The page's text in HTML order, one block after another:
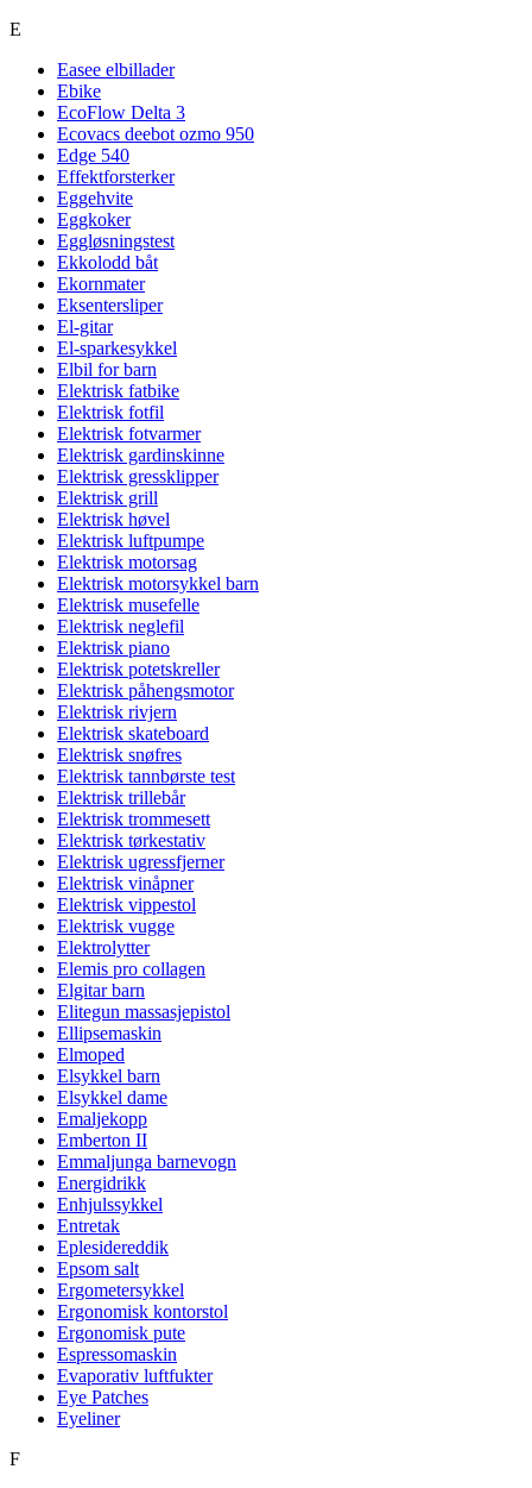
E
Easee elbillader
Ebike
EcoFlow Delta 3
Ecovacs deebot ozmo 950
Edge 540
Effektforsterker
Eggehvite
Eggkoker
Eggløsningstest
Ekkolodd båt
Ekornmater
Eksentersliper
El-gitar
El-sparkesykkel
Elbil for barn
Elektrisk fatbike
Elektrisk fotfil
Elektrisk fotvarmer
Elektrisk gardinskinne
Elektrisk gressklipper
Elektrisk grill
Elektrisk høvel
Elektrisk luftpumpe
Elektrisk motorsag
Elektrisk motorsykkel barn
Elektrisk musefelle
Elektrisk neglefil
Elektrisk piano
Elektrisk potetskreller
Elektrisk påhengsmotor
Elektrisk rivjern
Elektrisk skateboard
Elektrisk snøfres
Elektrisk tannbørste test
Elektrisk trillebår
Elektrisk trommesett
Elektrisk tørkestativ
Elektrisk ugressfjerner
Elektrisk vinåpner
Elektrisk vippestol
Elektrisk vugge
Elektrolytter
Elemis pro collagen
Elgitar barn
Elitegun massasjepistol
Ellipsemaskin
Elmoped
Elsykkel barn
Elsykkel dame
Emaljekopp
Emberton II
Emmaljunga barnevogn
Energidrikk
Enhjulssykkel
Entretak
Eplesidereddik
Epsom salt
Ergometersykkel
Ergonomisk kontorstol
Ergonomisk pute
Espressomaskin
Evaporativ luftfukter
Eye Patches
Eyeliner
F